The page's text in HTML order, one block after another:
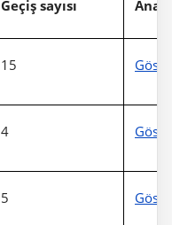
Geçiş sayısı
15
4
5